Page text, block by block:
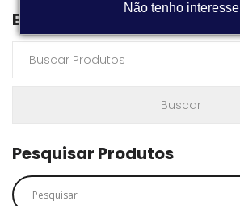
Não tenho interesse
Buscar Produtos
Pesquisar Produtos